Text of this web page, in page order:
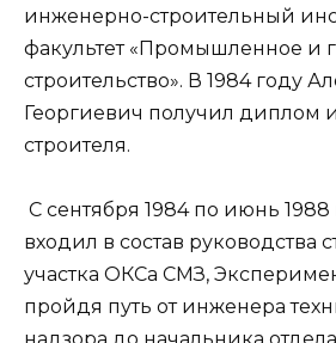
инженерно-строительный
факультет «Промышленное и
строительство». В 1984 году
Георгиевич получил диплом
строителя.
С сентября 1984 по июнь 1988
входил в состав руководства
участка ОКСа СМЗ,
пройдя путь от инженера